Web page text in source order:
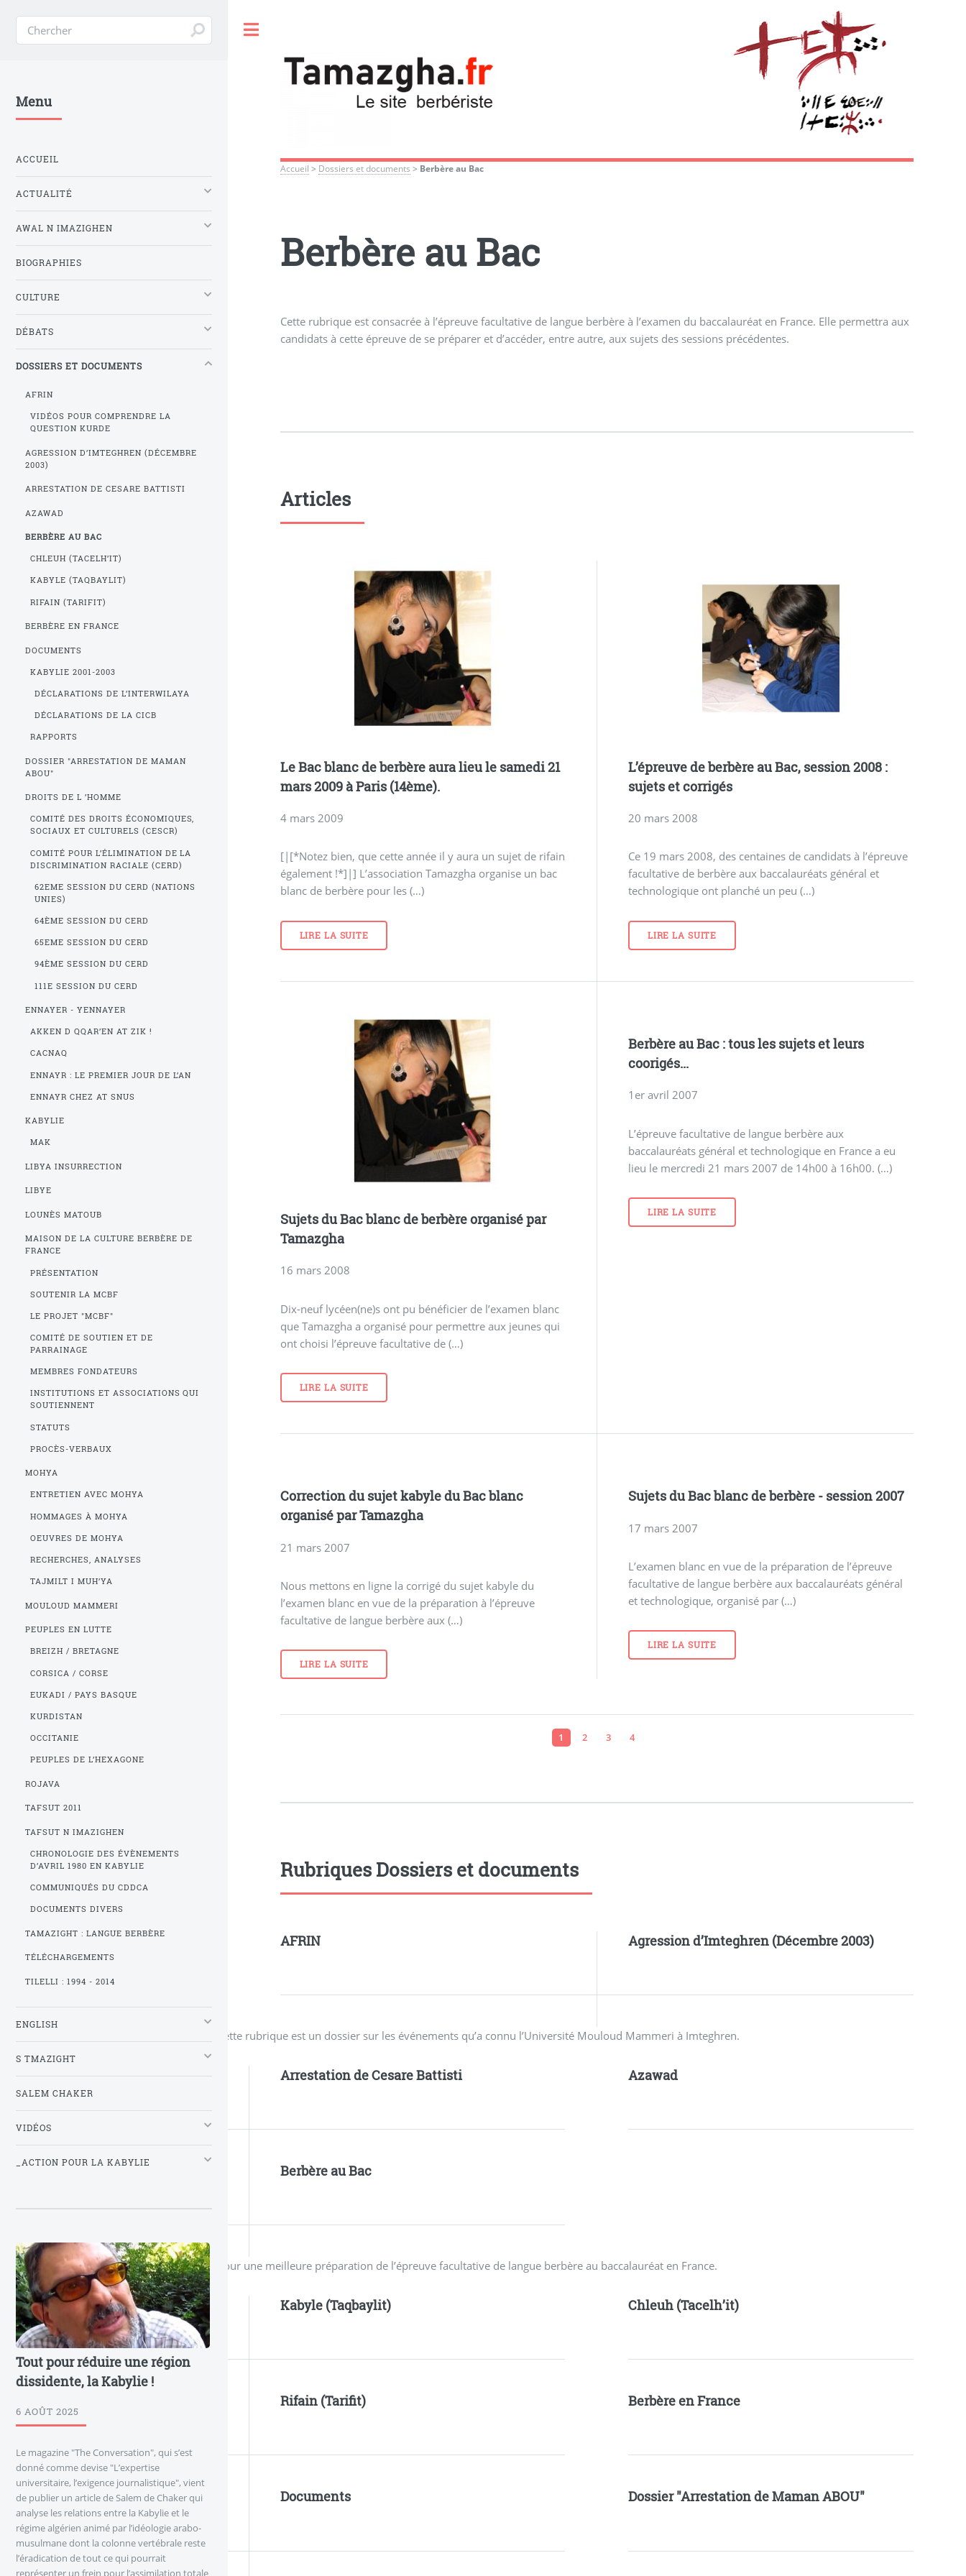
Accueil > Dossiers et documents > Berbère au Bac
Berbère au Bac
Cette rubrique est consacrée à l’épreuve facultative de langue berbère à l’examen du baccalauréat en France. Elle permettra aux
candidats à cette épreuve de se préparer et d’accéder, entre autre, aux sujets des sessions précédentes.
Articles
Le Bac blanc de berbère aura lieu le samedi 21
mars 2009 à Paris (14ème).
4 mars 2009
[|[*Notez bien, que cette année il y aura un sujet de rifain
également !*]|] L’association Tamazgha organise un bac
blanc de berbère pour les (…)
LIRE LA SUITE
L’épreuve de berbère au Bac, session 2008 :
sujets et corrigés
20 mars 2008
Ce 19 mars 2008, des centaines de candidats à l’épreuve
facultative de berbère aux baccalauréats général et
technologique ont planché un peu (…)
LIRE LA SUITE
Sujets du Bac blanc de berbère organisé par
Tamazgha
16 mars 2008
Dix-neuf lycéen(ne)s ont pu bénéficier de l’examen blanc
que Tamazgha a organisé pour permettre aux jeunes qui
ont choisi l’épreuve facultative de (…)
LIRE LA SUITE
Berbère au Bac : tous les sujets et leurs
coorigés...
1er avril 2007
L’épreuve facultative de langue berbère aux
baccalauréats général et technologique en France a eu
lieu le mercredi 21 mars 2007 de 14h00 à 16h00. (…)
LIRE LA SUITE
Correction du sujet kabyle du Bac blanc
organisé par Tamazgha
21 mars 2007
Nous mettons en ligne la corrigé du sujet kabyle du
l’examen blanc en vue de la préparation à l’épreuve
facultative de langue berbère aux (…)
LIRE LA SUITE
Sujets du Bac blanc de berbère - session 2007
17 mars 2007
L’examen blanc en vue de la préparation de l’épreuve
facultative de langue berbère aux baccalauréats général
et technologique, organisé par (…)
LIRE LA SUITE
1 2 3 4
Rubriques Dossiers et documents
AFRIN Agression d’Imteghren (Décembre 2003)
Cette rubrique est un dossier sur les événements qu’a connu l’Université Mouloud Mammeri à Imteghren.
Arrestation de Cesare Battisti Azawad
Berbère au Bac
Pour une meilleure préparation de l’épreuve facultative de langue berbère au baccalauréat en France.
Kabyle (Taqbaylit) Chleuh (Tacelh’it)
Rifain (Tarifit) Berbère en France
Documents Dossier "Arrestation de Maman ABOU"
Menu
ACCUEIL
ACTUALITÉ
AWAL N IMAZIGHEN
BIOGRAPHIES
CULTURE
DÉBATS
DOSSIERS ET DOCUMENTS
AFRIN
VIDÉOS POUR COMPRENDRE LA
QUESTION KURDE
AGRESSION D’IMTEGHREN (DÉCEMBRE
2003)
ARRESTATION DE CESARE BATTISTI
AZAWAD
BERBÈRE AU BAC
CHLEUH (TACELH’IT)
KABYLE (TAQBAYLIT)
RIFAIN (TARIFIT)
BERBÈRE EN FRANCE
DOCUMENTS
KABYLIE 2001-2003
DÉCLARATIONS DE L’INTERWILAYA
DÉCLARATIONS DE LA CICB
RAPPORTS
DOSSIER "ARRESTATION DE MAMAN
ABOU"
DROITS DE L ’HOMME
COMITÉ DES DROITS ÉCONOMIQUES,
SOCIAUX ET CULTURELS (CESCR)
COMITÉ POUR L’ÉLIMINATION DE LA
DISCRIMINATION RACIALE (CERD)
62EME SESSION DU CERD (NATIONS
UNIES)
64ÈME SESSION DU CERD
65EME SESSION DU CERD
94ÈME SESSION DU CERD
111E SESSION DU CERD
ENNAYER - YENNAYER
AKKEN D QQAR’EN AT ZIK !
CACNAQ
ENNAYR : LE PREMIER JOUR DE L’AN
ENNAYR CHEZ AT SNUS
KABYLIE
MAK
LIBYA INSURRECTION
LIBYE
LOUNÈS MATOUB
MAISON DE LA CULTURE BERBÈRE DE
FRANCE
PRÉSENTATION
SOUTENIR LA MCBF
LE PROJET "MCBF"
COMITÉ DE SOUTIEN ET DE
PARRAINAGE
MEMBRES FONDATEURS
INSTITUTIONS ET ASSOCIATIONS QUI
SOUTIENNENT
STATUTS
PROCÈS-VERBAUX
MOHYA
ENTRETIEN AVEC MOHYA
HOMMAGES À MOHYA
OEUVRES DE MOHYA
RECHERCHES, ANALYSES
TAJMILT I MUH’YA
MOULOUD MAMMERI
PEUPLES EN LUTTE
BREIZH / BRETAGNE
CORSICA / CORSE
EUKADI / PAYS BASQUE
KURDISTAN
OCCITANIE
PEUPLES DE L’HEXAGONE
ROJAVA
TAFSUT 2011
TAFSUT N IMAZIGHEN
CHRONOLOGIE DES ÉVÈNEMENTS
D’AVRIL 1980 EN KABYLIE
COMMUNIQUÉS DU CDDCA
DOCUMENTS DIVERS
TAMAZIGHT : LANGUE BERBÈRE
TÉLÉCHARGEMENTS
TILELLI : 1994 - 2014
ENGLISH
S TMAZIGHT
SALEM CHAKER
VIDÉOS
_ACTION POUR LA KABYLIE
Tout pour réduire une région
dissidente, la Kabylie !
6 AOÛT 2025
Le magazine "The Conversation", qui s’est
donné comme devise "L’expertise
universitaire, l’exigence journalistique", vient
de publier un article de Salem de Chaker qui
analyse les relations entre la Kabylie et le
régime algérien animé par l’idéologie arabo-
musulmane dont la colonne vertébrale reste
l’éradication de tout ce qui pourrait
représenter un frein pour l’assimilation totale